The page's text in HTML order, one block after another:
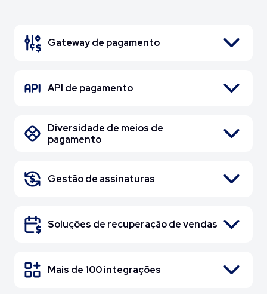
Gateway de pagamento
API de pagamento
Diversidade de meios de
pagamento
Gestão de assinaturas
Soluções de recuperação de vendas
Mais de 100 integrações